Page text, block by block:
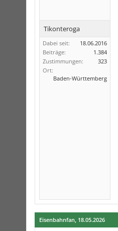
Tikonteroga
Dabei seit:
18.06.2016
Beiträge:
1.384
Zustimmungen:
323
Ort:
Baden-Württemberg
Eisenbahnfan, 18.05.2026